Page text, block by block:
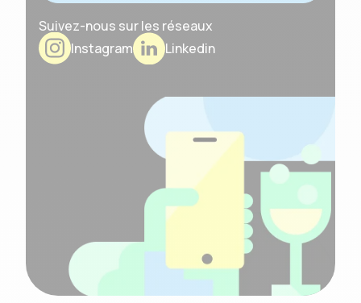
Suivez-nous sur les réseaux
Instagram
Linkedin